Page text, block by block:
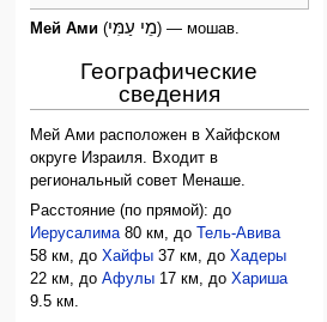
Мей Ами (מֵי עַמִּי) — мошав.
Географические
сведения
Мей Ами расположен в Хайфском
округе Израиля. Входит в
региональный совет Менаше.
Расстояние (по прямой): до
Иерусалима80 км, до
Тель-Авива
58 км, доХайфы 37 км, доХадеры
22 км, доАфулы 17 км, доХариша
9.5 км.